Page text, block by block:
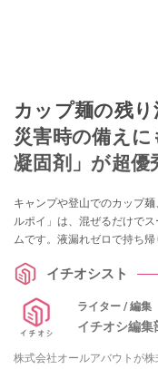
カップ麺の残り
災害時の備え
凝固剤」が超優
キャンプや登山でのカップ
ルポイ」は、混ぜるだけで
ムです。液漏れゼロで持ち
イチオシスト
ライター / 編集
イチオシ編集
株式会社オールアバウトが